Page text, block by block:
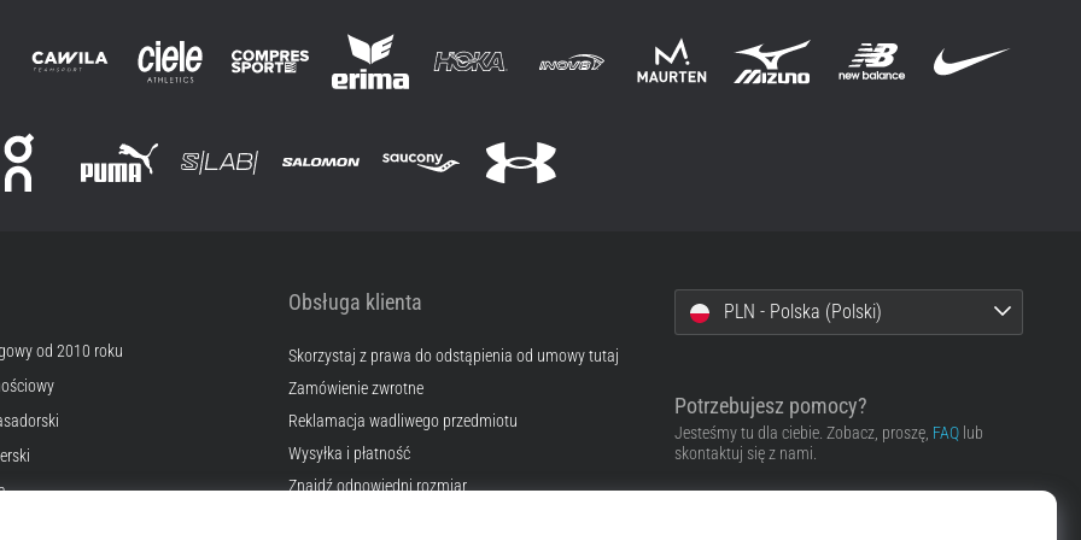
od 2010 roku
Obsługa klienta
Skorzystaj z prawa do odstąpienia od umowy tutaj
Zamówienie zwrotne
Reklamacja wadliwego przedmiotu
Wysyłka i płatność
Znajdź odpowiedni rozmiar
PLN - Polska (Polski)
Potrzebujesz pomocy?
Jesteśmy tu dla ciebie. Zobacz, proszę, FAQlub
skontaktuj się z nami.